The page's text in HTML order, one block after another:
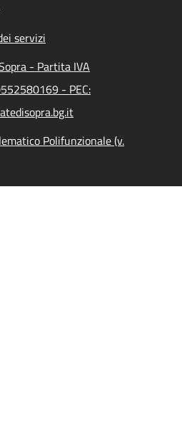
servizi
- Partita IVA
- PEC:
Polifunzionale (v.